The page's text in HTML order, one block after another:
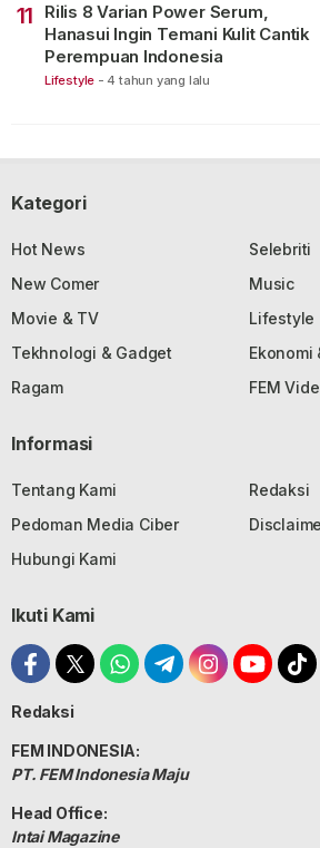
11
Rilis 8 Varian Power Serum,
Hanasui Ingin Temani Kulit Cantik
Perempuan Indonesia
Lifestyle - 4 tahun yang lalu
Kategori
Hot News
Selebriti
New Comer
Music
Movie & TV
Lifestyle
Tekhnologi & Gadget
Ekonomi
Ragam
FEM
Informasi
Tentang Kami
Redaksi
Pedoman Media Ciber
Hubungi Kami
Ikuti Kami
Redaksi
FEM INDONESIA:
PT. FEM Indonesia Maju
Head Office:
Intai Magazine